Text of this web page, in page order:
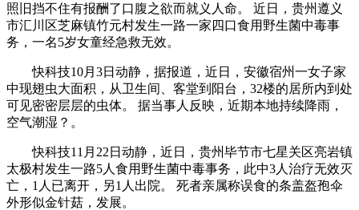
照旧挡不住有报酬了口腹之欲而就义人命。 近日，贵州遵义
市汇川区芝麻镇竹元村发生一路一家四口食用野生菌中毒事
务，一名5岁女童经急救无效。
快科技10月3日动静，据报道，近日，安徽宿州一女子家
中现翅虫大面积，从卫生间、客堂到阳台，32楼的居所内到处
可见密密层层的虫体。 据当事人反映，近期本地持续降雨，
空气潮湿？。
快科技11月22日动静，近日，贵州毕节市七星关区亮岩镇
太极村发生一路5人食用野生菌中毒事务，此中3人治疗无效灭
亡，1人已离开，另1人出院。 死者亲属称误食的条盖盔孢伞
外形似金针菇，发展。